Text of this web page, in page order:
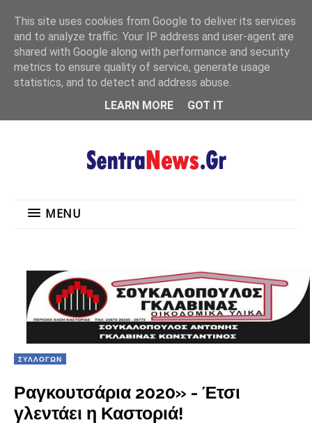
MENU
MENU
ΣΥΛΛΟΓΩΝ
Ραγκουτσάρια 2020» - Έτσι
γλεντάει η Καστοριά!
This site uses cookies from Google to deliver its services
and to analyze traffic. Your IP address and user-agent are
shared with Google along with performance and security
metrics to ensure quality of service, generate usage
statistics, and to detect and address abuse.
LEARN MORE
GOT IT